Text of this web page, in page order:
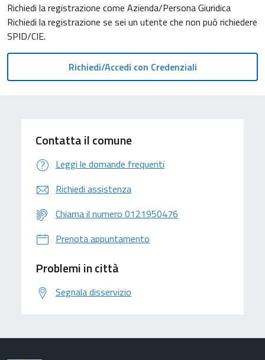
Richiedi la registrazione come Azienda/Persona Giuridica
Richiedi la registrazione se sei un utente che non può richiedere
SPID/CIE.
Contatta il comune
Leggi le domande frequenti
Richiedi assistenza
Chiama il numero 0121950476
Prenota appuntamento
Problemi in città
Segnala disservizio